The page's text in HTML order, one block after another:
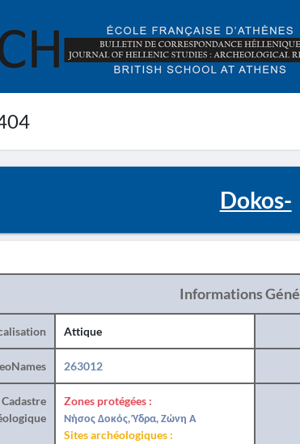
Dokos-
Informations
Attique
263012
Zones protégées :
Νήσος Δοκός, Ύδρα, Ζώνη Α
Sites archéologiques :